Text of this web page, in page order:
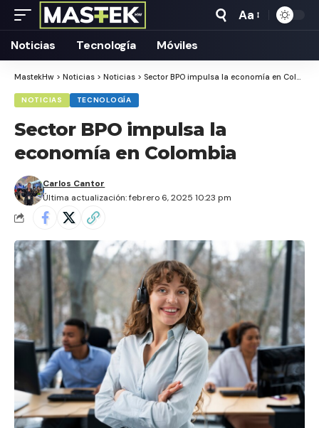
Tamaño
Aa
Noticias Tecnología Móviles
MastekHw > Noticias > Noticias > Sector BPO impulsa la economía en Colombia
NOTICIAS TECNOLOGÍA
Sector BPO impulsa la
economía en Colombia
Última actualización: febrero 6, 2025 10:23 pm
Carlos Cantor